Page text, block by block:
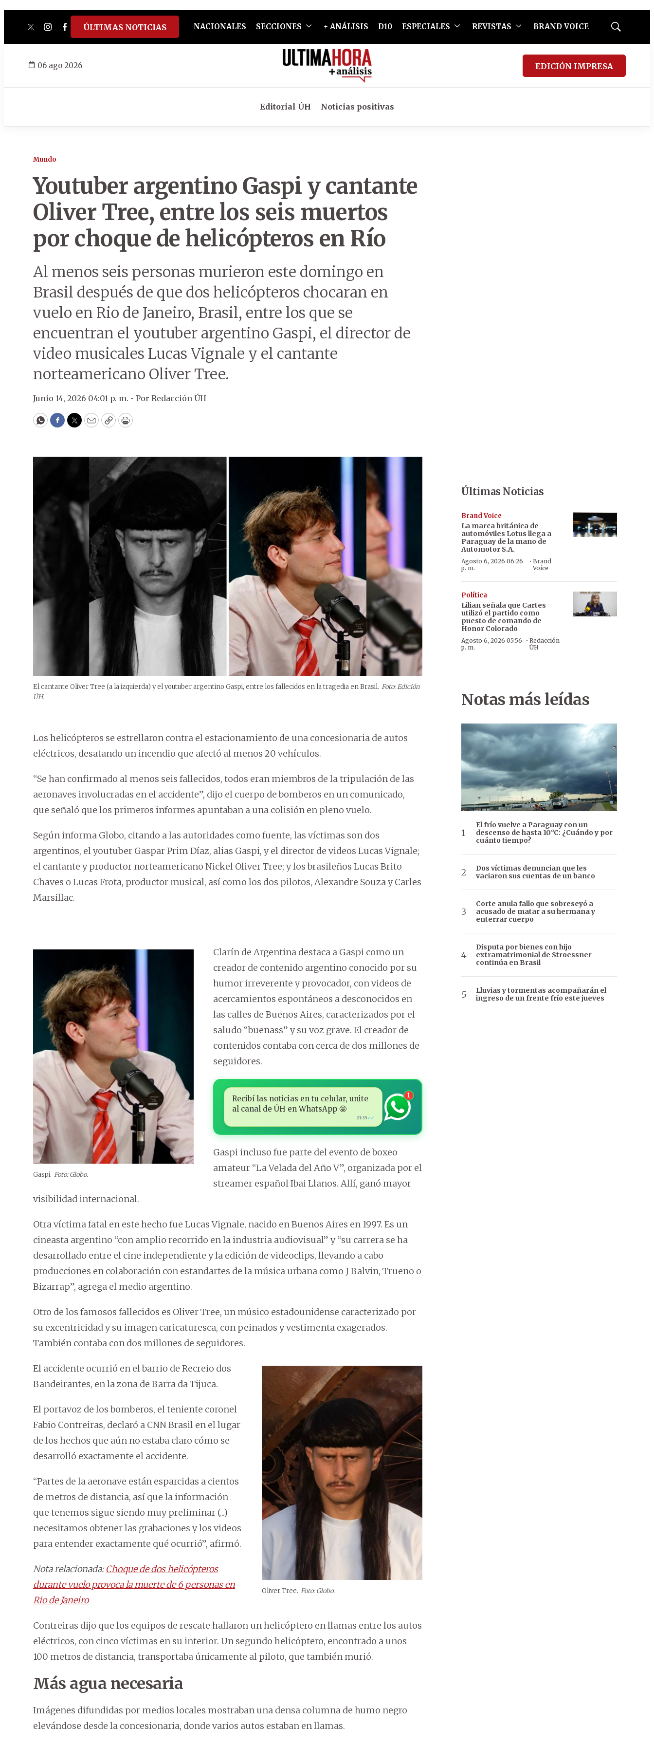
twitterinstagram
facebook
tiktokyoutube
spotify
ÚLTIMAS NOTICIAS NACIONALES SECCIONES + ANÁLISIS D10 ESPECIALES REVISTAS BRAND VOICE
Mostrar
06 ago 2026 EDICIÓN IMPRESA
Editorial ÚH Noticias positivas
Mundo
Youtuber argentino Gaspi y cantante
Oliver Tree, entre los seis muertos
por choque de helicópteros en Río
Al menos seis personas murieron este domingo en
Brasil después de que dos helicópteros chocaran en
vuelo en Rio de Janeiro, Brasil, entre los que se
encuentran el youtuber argentino Gaspi, el director de
video musicales Lucas Vignale y el cantante
norteamericano Oliver Tree.
Junio 14, 2026 04:01 p. m. • Por Redacción ÚH
WhatsApp
Facebook
Twitter
EmailCopyPrint
El cantante Oliver Tree (a la izquierda) y el youtuber argentino Gaspi, entre los fallecidos en la tragedia en Brasil. Foto: Edición
ÚH.
Los helicópteros se estrellaron contra el estacionamiento de una concesionaria de autos
eléctricos, desatando un incendio que afectó al menos 20 vehículos.
“Se han confirmado al menos seis fallecidos, todos eran miembros de la tripulación de las
aeronaves involucradas en el accidente”, dijo el cuerpo de bomberos en un comunicado,
que señaló que los primeros informes apuntaban a una colisión en pleno vuelo.
Según informa Globo, citando a las autoridades como fuente, las víctimas son dos
argentinos, el youtuber Gaspar Prim Díaz, alias Gaspi, y el director de videos Lucas Vignale;
el cantante y productor norteamericano Nickel Oliver Tree; y los brasileños Lucas Brito
Chaves o Lucas Frota, productor musical, así como los dos pilotos, Alexandre Souza y Carles
Marsillac.
Gaspi. Foto: Globo.
Clarín de Argentina destaca a Gaspi como un
creador de contenido argentino conocido por su
humor irreverente y provocador, con videos de
acercamientos espontáneos a desconocidos en
las calles de Buenos Aires, caracterizados por el
saludo “buenass” y su voz grave. El creador de
contenidos contaba con cerca de dos millones de
seguidores.
Recibí las noticias en tu celular, unite
al canal de ÚH en WhatsApp 🤩
21:35 ✓✓
1
Gaspi incluso fue parte del evento de boxeo
amateur “La Velada del Año V”, organizada por el
streamer español Ibai Llanos. Allí, ganó mayor
visibilidad internacional.
Otra víctima fatal en este hecho fue Lucas Vignale, nacido en Buenos Aires en 1997. Es un
cineasta argentino “con amplio recorrido en la industria audiovisual” y “su carrera se ha
desarrollado entre el cine independiente y la edición de videoclips, llevando a cabo
producciones en colaboración con estandartes de la música urbana como J Balvin, Trueno o
Bizarrap”, agrega el medio argentino.
Otro de los famosos fallecidos es Oliver Tree, un músico estadounidense caracterizado por
su excentricidad y su imagen caricaturesca, con peinados y vestimenta exagerados.
También contaba con dos millones de seguidores.
Oliver Tree. Foto: Globo.
El accidente ocurrió en el barrio de Recreio dos
Bandeirantes, en la zona de Barra da Tijuca.
El portavoz de los bomberos, el teniente coronel
Fabio Contreiras, declaró a CNN Brasil en el lugar
de los hechos que aún no estaba claro cómo se
desarrolló exactamente el accidente.
“Partes de la aeronave están esparcidas a cientos
de metros de distancia, así que la información
que tenemos sigue siendo muy preliminar (...)
necesitamos obtener las grabaciones y los videos
para entender exactamente qué ocurrió”, afirmó.
Nota relacionada:Choque de dos helicópteros
durante vuelo provoca la muerte de 6 personas en
Rio de Janeiro
Contreiras dijo que los equipos de rescate hallaron un helicóptero en llamas entre los autos
eléctricos, con cinco víctimas en su interior. Un segundo helicóptero, encontrado a unos
100 metros de distancia, transportaba únicamente al piloto, que también murió.
Más agua necesaria
Imágenes difundidas por medios locales mostraban una densa columna de humo negro
elevándose desde la concesionaria, donde varios autos estaban en llamas.
Últimas Noticias
Brand Voice
La marca británica de
automóviles Lotus llega a
Paraguay de la mano de
Automotor S.A.
Agosto 6, 2026 06:26
p. m.
· Brand
Voice
Política
Lilian señala que Cartes
utilizó el partido como
puesto de comando de
Honor Colorado
Agosto 6, 2026 05:56
p. m.
· Redacción
ÚH
Notas más leídas
El frío vuelve a Paraguay con un
descenso de hasta 10°C: ¿Cuándo y por
cuánto tiempo?
Dos víctimas denuncian que les
vaciaron sus cuentas de un banco
Corte anula fallo que sobreseyó a
acusado de matar a su hermana y
enterrar cuerpo
Disputa por bienes con hijo
extramatrimonial de Stroessner
continúa en Brasil
Lluvias y tormentas acompañarán el
ingreso de un frente frío este jueves